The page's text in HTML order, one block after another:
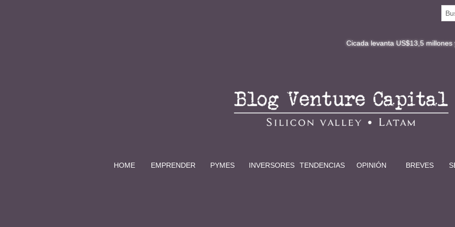
Cicada levanta US$13,5 millones y redefine
HOME EMPRENDER PYMES INVERSORES TENDENCIAS OPINIÓN BREVES